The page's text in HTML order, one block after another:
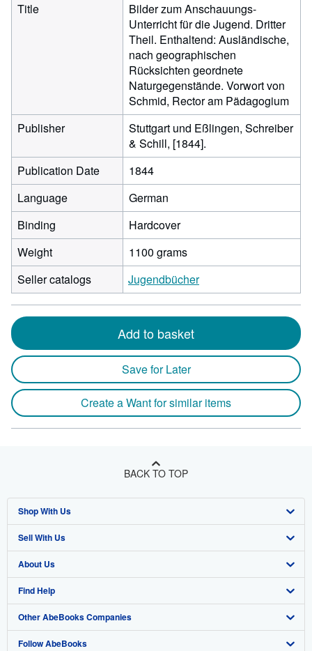
Title
Bilder zum Anschauungs-
Unterricht für die Jugend. Dritter
Theil. Enthaltend: Ausländische,
nach geographischen
Rücksichten geordnete
Naturgegenstände. Vorwort von
Schmid, Rector am Pädagogium
Publisher
Stuttgart und Eßlingen, Schreiber
& Schill, [1844].
Publication Date
1844
Language
German
Binding
Hardcover
Weight
1100 grams
Seller catalogs
Jugendbücher
Add to basket
Save for Later
Create a Want for similar items
BACK TO TOP
Shop With Us
Advanced Search
Browse Collections
My Account
My Orders
View Basket
Sell With Us
Start Selling
Join Our Affiliate Program
Book Buyback
Refer a seller
About Us
About AbeBooks
Media
Careers
Find Help
Help
Customer Support
Other AbeBooks Companies
AbeBooks.co.uk
Follow AbeBooks